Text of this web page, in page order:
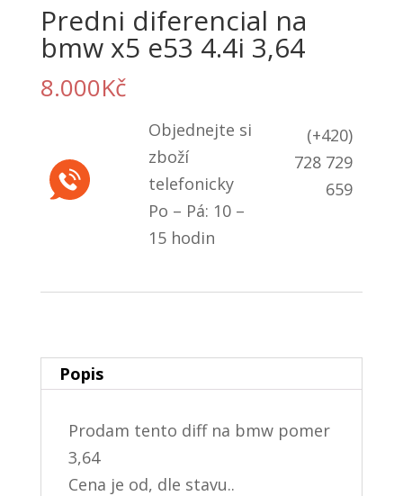
Predni diferencial na
bmw x5 e53 4.4i 3,64
8.000Kč
Objednejte si
zboží
telefonicky
Po – Pá: 10 –
15 hodin
(+420)
728 729
659
Popis
Prodam tento diff na bmw pomer
3,64
Cena je od, dle stavu..